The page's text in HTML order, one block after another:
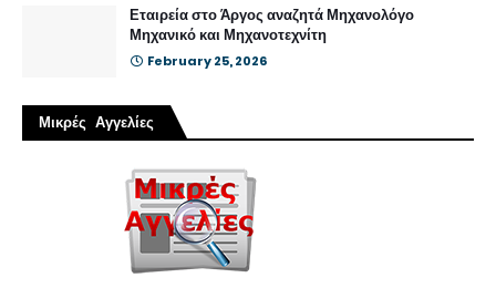
Εταιρεία στο Άργος αναζητά Μηχανολόγο
Μηχανικό και Μηχανοτεχνίτη
February 25, 2026
Μικρές Αγγελίες